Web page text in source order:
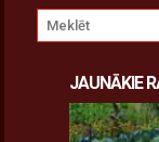
JAUNĀKIE